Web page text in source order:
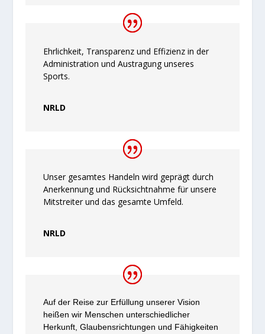
Ehrlichkeit, Transparenz und Effizienz in der
Administration und Austragung unseres
Sports.
NRLD
Unser gesamtes Handeln wird geprägt durch
Anerkennung und Rücksichtnahme für unsere
Mitstreiter und das gesamte Umfeld.
NRLD
Auf der Reise zur Erfüllung unserer Vision
heißen wir Menschen unterschiedlicher
Herkunft, Glaubensrichtungen und Fähigkeiten